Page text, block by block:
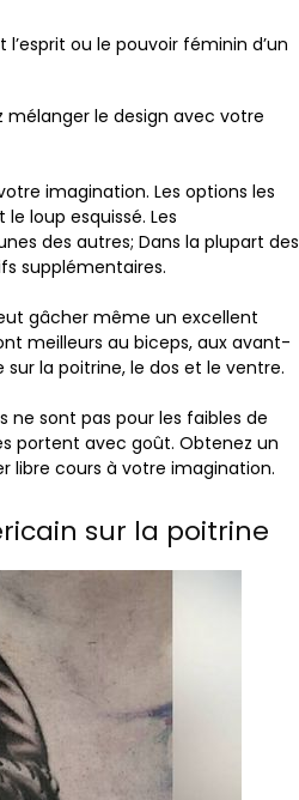
ou le pouvoir féminin d’un
mélanger le design avec votre
imagination. Les options les
loup esquissé. Les
des autres; Dans la plupart des
supplémentaires.
gâcher même un excellent
meilleurs au biceps, aux avant-
la poitrine, le dos et le ventre.
ne sont pas pour les faibles de
portent avec goût. Obtenez un
libre cours à votre imagination.
sur la poitrine